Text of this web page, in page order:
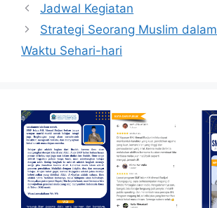
Jadwal Kegiatan
Strategi Seorang Muslim
Waktu Sehari-hari